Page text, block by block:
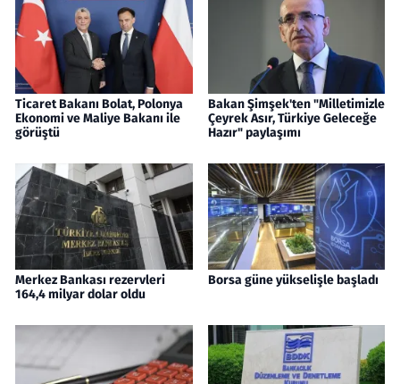
Ticaret Bakanı Bolat, Polonya
Ekonomi ve Maliye Bakanı ile
görüştü
Bakan Şimşek'ten "Milletimizle
Çeyrek Asır, Türkiye Geleceğe
Hazır" paylaşımı
Merkez Bankası rezervleri
164,4 milyar dolar oldu
Borsa güne yükselişle başladı